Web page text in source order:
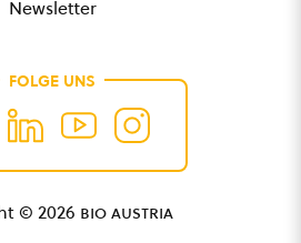
Newsletter
FOLGE UNS
© 2026 bio austria